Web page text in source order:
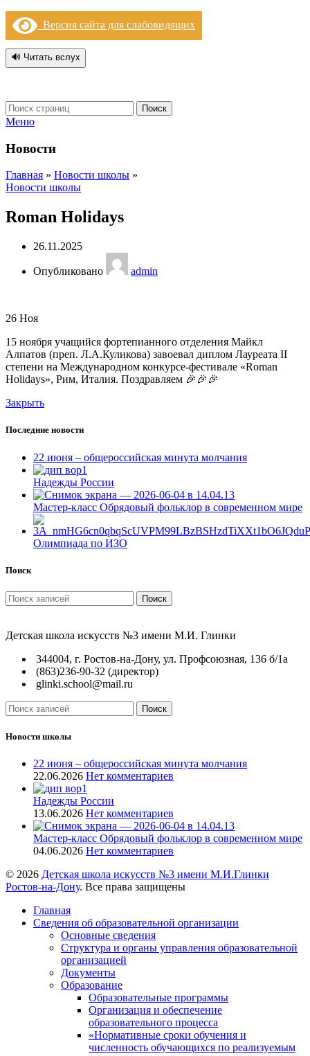
Версия сайта для слабовидящих
🔊 Читать вслух
Поиск
Меню
Новости
Главная » Новости школы »
Новости школы
Roman Holidays
26.11.2025
Опубликовано admin
26 Ноя
15 ноября учащийся фортепианного отделения Майкл
Алпатов (преп. Л.А.Куликова) завоевал диплом Лауреата II
степени на Международном конкурсе-фестивале «Roman
Holidays», Рим, Италия. Поздравляем 🎉🎉🎉
Закрыть
Последние новости
22 июня – общероссийская минута молчания
Надежды России
Мастер-класс Обрядовый фольклор в современном мире
Олимпиада по ИЗО
Поиск
Поиск
Детская школа искусств №3 имени М.И. Глинки
344004, г. Ростов-на-Дону, ул. Профсоюзная, 136 б/1а
(863)236-90-32 (директор)
glinki.school@mail.ru
Поиск
Новости школы
22 июня – общероссийская минута молчания
22.06.2026 Нет комментариев
Надежды России
13.06.2026 Нет комментариев
Мастер-класс Обрядовый фольклор в современном мире
04.06.2026 Нет комментариев
© 2026 Детская школа искусств №3 имени М.И.Глинки
Ростов-на-Дону. Все права защищены
Главная
Сведения об образовательной организации
Основные сведения
Структура и органы управления образовательной
организацией
Документы
Образование
Образовательные программы
Организация и обеспечение
образовательного процесса
«Нормативные сроки обучения и
численность обучающихся по реализуемым